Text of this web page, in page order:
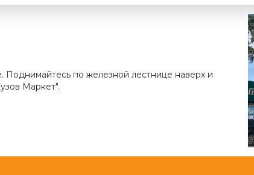
Поднимайтесь по железной лестнице наверх и
Маркет".